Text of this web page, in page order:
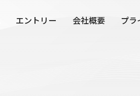
エントリー 会社概要 プラ